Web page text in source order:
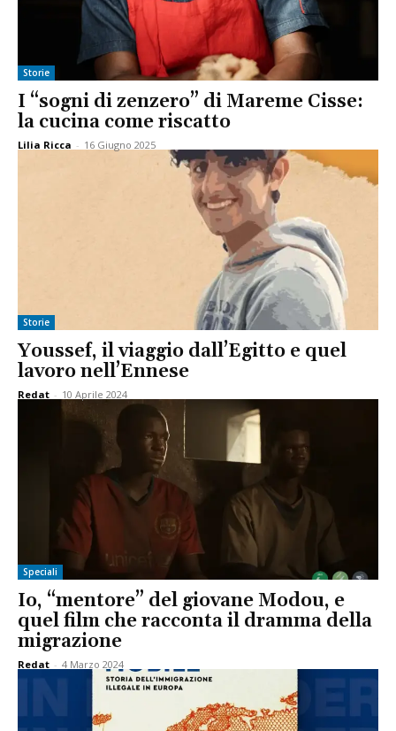
Storie
I “sogni di zenzero” di Mareme Cisse:
la cucina come riscatto
Lilia Ricca - 16 Giugno 2025
Storie
Youssef, il viaggio dall’Egitto e quel
lavoro nell’Ennese
Redat - 10 Aprile 2024
Speciali
Io, “mentore” del giovane Modou, e
quel film che racconta il dramma della
migrazione
Redat - 4 Marzo 2024